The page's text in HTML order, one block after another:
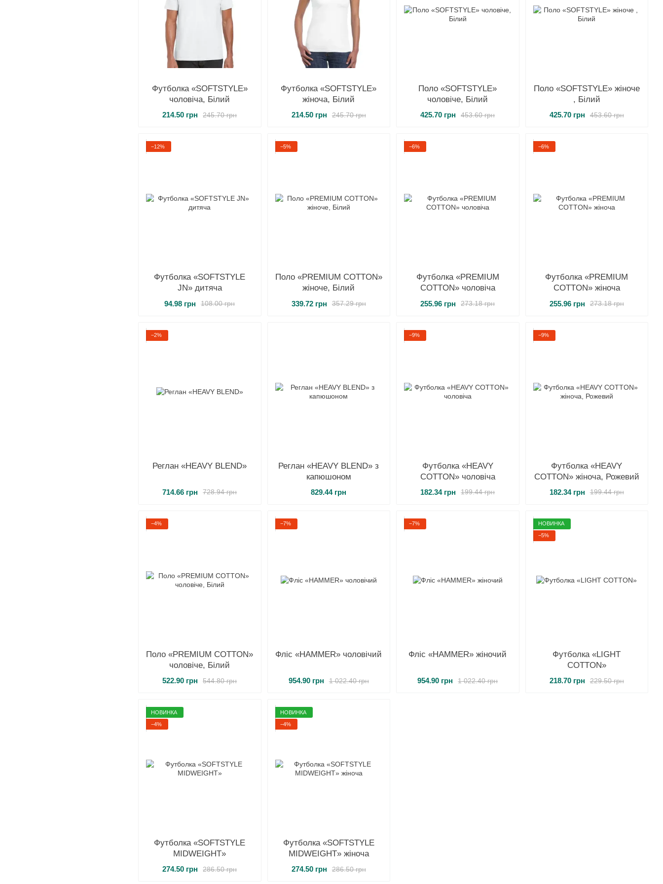
Футболка «SOFTSTYLE»
чоловіча, Білий
245.70 грн
214.50 грн
Футболка «SOFTSTYLE»
жіноча, Білий
245.70 грн
214.50 грн
Поло «SOFTSTYLE»
чоловіче, Білий
453.60 грн
425.70 грн
Поло «SOFTSTYLE» жіноче
, Білий
453.60 грн
425.70 грн
−12%
Футболка «SOFTSTYLE
JN» дитяча
108.00 грн
94.98 грн
−5%
Поло «PREMIUM COTTON»
жіноче, Білий
357.29 грн
339.72 грн
−6%
Футболка «PREMIUM
COTTON» чоловіча
273.18 грн
255.96 грн
−6%
Футболка «PREMIUM
COTTON» жіноча
273.18 грн
255.96 грн
−2%
Реглан «HEAVY BLEND»
728.94 грн
714.66 грн
Реглан «HEAVY BLEND» з
капюшоном
829.44 грн
−9%
Футболка «HEAVY
COTTON» чоловіча
199.44 грн
182.34 грн
−9%
Футболка «HEAVY
COTTON» жіноча, Рожевий
199.44 грн
182.34 грн
−4%
Поло «PREMIUM COTTON»
чоловіче, Білий
544.80 грн
522.90 грн
−7%
Фліс «HAMMER» чоловічий
1 022.40 грн
954.90 грн
−7%
Фліс «HAMMER» жіночий
1 022.40 грн
954.90 грн
НОВИНКА
−5%
Футболка «LIGHT
COTTON»
229.50 грн
218.70 грн
НОВИНКА
−4%
Футболка «SOFTSTYLE
MIDWEIGHT»
286.50 грн
274.50 грн
НОВИНКА
−4%
Футболка «SOFTSTYLE
MIDWEIGHT» жіноча
286.50 грн
274.50 грн